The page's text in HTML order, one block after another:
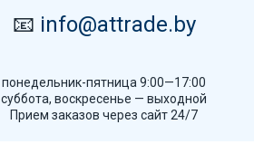
📧 info@attrade.by
понедельник-пятница 9:00—17:00
суббота, воскресенье — выходной
Прием заказов через сайт 24/7